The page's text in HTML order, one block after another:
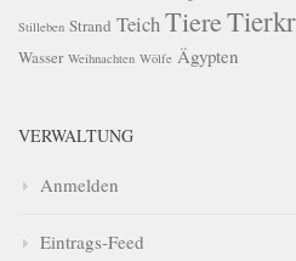
Stilleben Strand TeichTiere
Wasser Weihnachten Wölfe Ägypten
VERWALTUNG
Anmelden
Eintrags-Feed